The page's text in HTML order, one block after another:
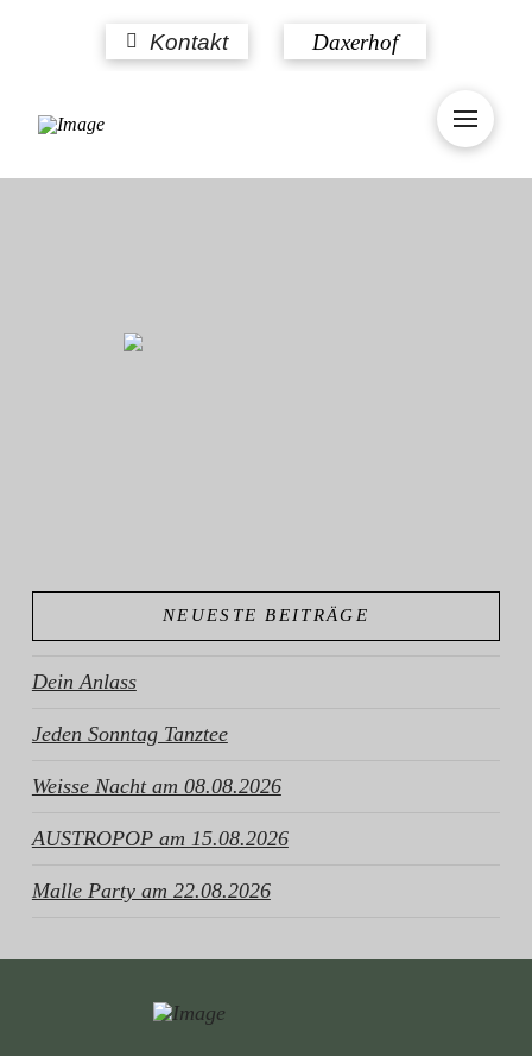
Kontakt Daxerhof
NEUESTE BEITRÄGE
Dein Anlass
Jeden Sonntag Tanztee
Weisse Nacht am 08.08.2026
AUSTROPOP am 15.08.2026
Malle Party am 22.08.2026